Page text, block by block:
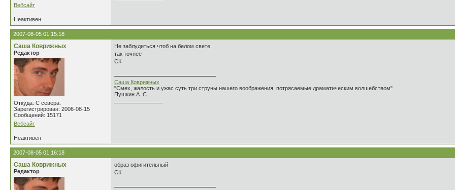
Вебсайт
Неактивен
2007-08-05 01:15:18
Саша Коврижных
Редактор
Откуда: С севера.
Зарегистрирован: 2006-08-15
Сообщений: 15171
Вебсайт
Не заблудиться чтоб на белом свете.
так точнее
СК
Саша Коврижных
"Смех, жалость и ужас суть три струны нашего воображения, потрясаемые драматическим волшебством".
Пушкин А. С.
Неактивен
2007-08-05 01:16:18
Саша Коврижных
Редактор
образ офигительный
СК